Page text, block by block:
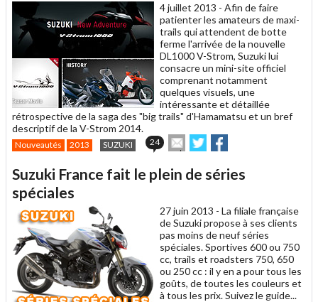
4 juillet 2013 - Afin de faire
patienter les amateurs de maxi-
trails qui attendent de botte
ferme l'arrivée de la nouvelle
DL1000 V-Strom, Suzuki lui
consacre un mini-site officiel
comprenant notamment
quelques visuels, une
intéressante et détaillée
rétrospective de la saga des "big trails" d'Hamamatsu et un bref
descriptif de la V-Strom 2014.
Nouveautés 2013 SUZUKI 24
Envoyer
cet
à
Partager
sur sur
Suzuki France fait le plein de séries
spéciales
27 juin 2013 - La filiale française
de Suzuki propose à ses clients
pas moins de neuf séries
spéciales. Sportives 600 ou 750
cc, trails et roadsters 750, 650
ou 250 cc : il y en a pour tous les
goûts, de toutes les couleurs et
à tous les prix. Suivez le guide...